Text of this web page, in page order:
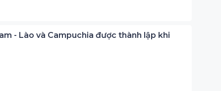
- Lào và Campuchia được thành lập khi